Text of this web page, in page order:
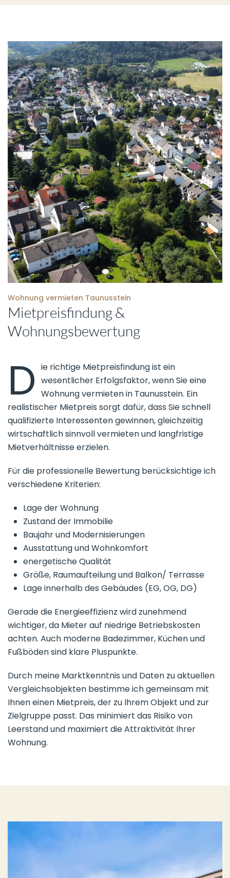
Wohnung vermieten Taunusstein
Mietpreisfindung &
Wohnungsbewertung
D ie richtige Mietpreisfindung ist ein
wesentlicher Erfolgsfaktor, wenn Sie eine
Wohnung vermieten in Taunusstein. Ein
realistischer Mietpreis sorgt dafür, dass Sie schnell
qualifizierte Interessenten gewinnen, gleichzeitig
wirtschaftlich sinnvoll vermieten und langfristige
Mietverhältnisse erzielen.
Für die professionelle Bewertung berücksichtige ich
verschiedene Kriterien:
Lage der Wohnung
Zustand der Immobilie
Baujahr und Modernisierungen
Ausstattung und Wohnkomfort
energetische Qualität
Größe, Raumaufteilung und Balkon/ Terrasse
Lage innerhalb des Gebäudes (EG, OG, DG)
Gerade die Energieeffizienz wird zunehmend
wichtiger, da Mieter auf niedrige Betriebskosten
achten. Auch moderne Badezimmer, Küchen und
Fußböden sind klare Pluspunkte.
Durch meine Marktkenntnis und Daten zu aktuellen
Vergleichsobjekten bestimme ich gemeinsam mit
Ihnen einen Mietpreis, der zu Ihrem Objekt und zur
Zielgruppe passt. Das minimiert das Risiko von
Leerstand und maximiert die Attraktivität Ihrer
Wohnung.